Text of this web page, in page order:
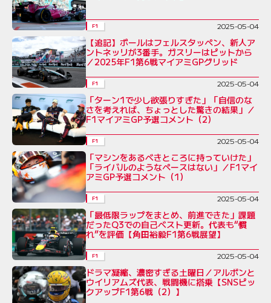
F1 2025-05-04
【追記】ポールはフェルスタッペン、新人ア
ントネッリが3番手。ガスリーはピットから
／2025年F1第6戦マイアミGPグリッド
F1 2025-05-04
「ターン1で少し欲張りすぎた」「自信のな
さを考えれば、ちょっとした驚きの結果」／
F1マイアミGP予選コメント（2）
F1 2025-05-04
「マシンをあるべきところに持っていけた」
「ライバルのようなペースはない」／F1マイ
アミGP予選コメント（1）
F1 2025-05-04
「最低限ラップをまとめ、前進できた」課題
だったQ3での自己ベスト更新。代表も“慣
れ”を評価【角田裕毅F1第6戦展望】
F1 2025-05-04
ドラマ凝縮、濃密すぎる土曜日／アルボンと
ウイリアムズ代表、戦闘機に搭乗【SNSピッ
クアップF1第6戦（2）】